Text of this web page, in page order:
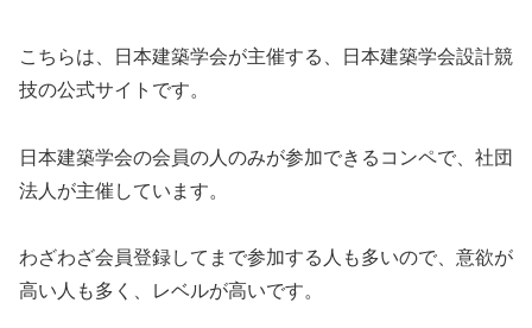
こちらは、日本建築学会が主催する、日本建築学会設計競
技の公式サイトです。
日本建築学会の会員の人のみが参加できるコンペで、社団
法人が主催しています。
わざわざ会員登録してまで参加する人も多いので、意欲が
高い人も多く、レベルが高いです。